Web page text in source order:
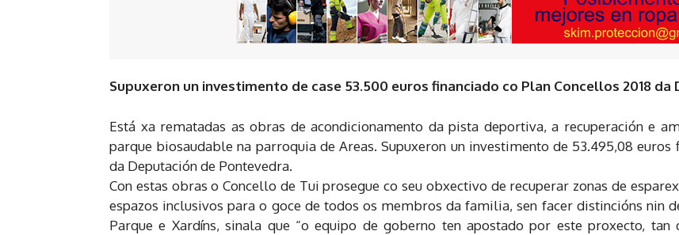
Supuxeron un investimento de case 53.500 euros financiado co Plan Concellos 2018 da
Está xa rematadas as obras de acondicionamento da pista deportiva, a recuperación e
parque biosaudable na parroquia de Areas. Supuxeron un investimento de 53.495,08
da Deputación de Pontevedra.
Con estas obras o Concello de Tui prosegue co seu obxectivo de recuperar zonas de
espazos inclusivos para o goce de todos os membros da familia, sen facer distincións nin
Parque e Xardíns, sinala que “o equipo de goberno ten apostado por este proxecto, tan